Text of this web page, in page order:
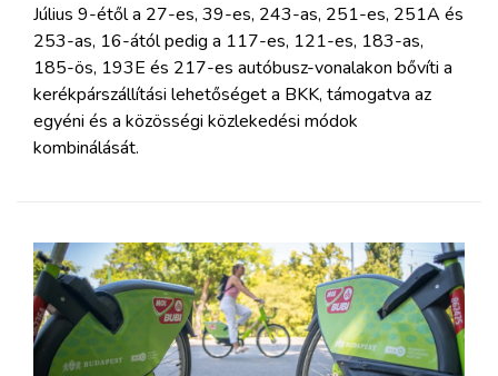
Július 9-étől a 27-es, 39-es, 243-as, 251-es, 251A és
253-as, 16-ától pedig a 117-es, 121-es, 183-as,
185-ös, 193E és 217-es autóbusz-vonalakon bővíti a
kerékpárszállítási lehetőséget a BKK, támogatva az
egyéni és a közösségi közlekedési módok
kombinálását.